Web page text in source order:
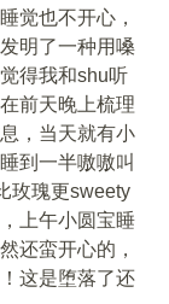
觉也不开心，
明了一种用嗓
得我和shu听
前天晚上梳理
，当天就有小
到一半嗷嗷叫
玫瑰更sweety
上午小圆宝睡
还蛮开心的，
这是堕落了还